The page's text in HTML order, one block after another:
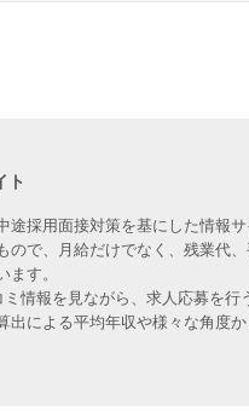
ト
採用面接対策を基にした情報
で、月給だけでなく、残業代
す。
情報を見ながら、求人応募を行
による平均年収や様々な角度